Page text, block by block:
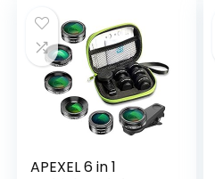
APEXEL 6 in 1